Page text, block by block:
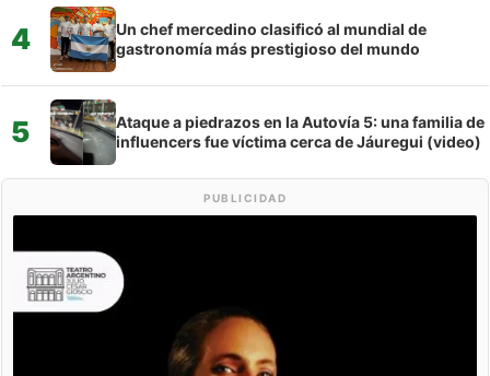
4
Un chef mercedino clasificó al mundial de
gastronomía más prestigioso del mundo
5
Ataque a piedrazos en la Autovía 5: una familia de
influencers fue víctima cerca de Jáuregui (video)
PUBLICIDAD